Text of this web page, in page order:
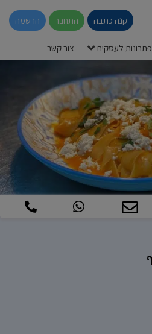
קנה כתבה התחבר הרשמה
פתרונות לעסקים צור קשר